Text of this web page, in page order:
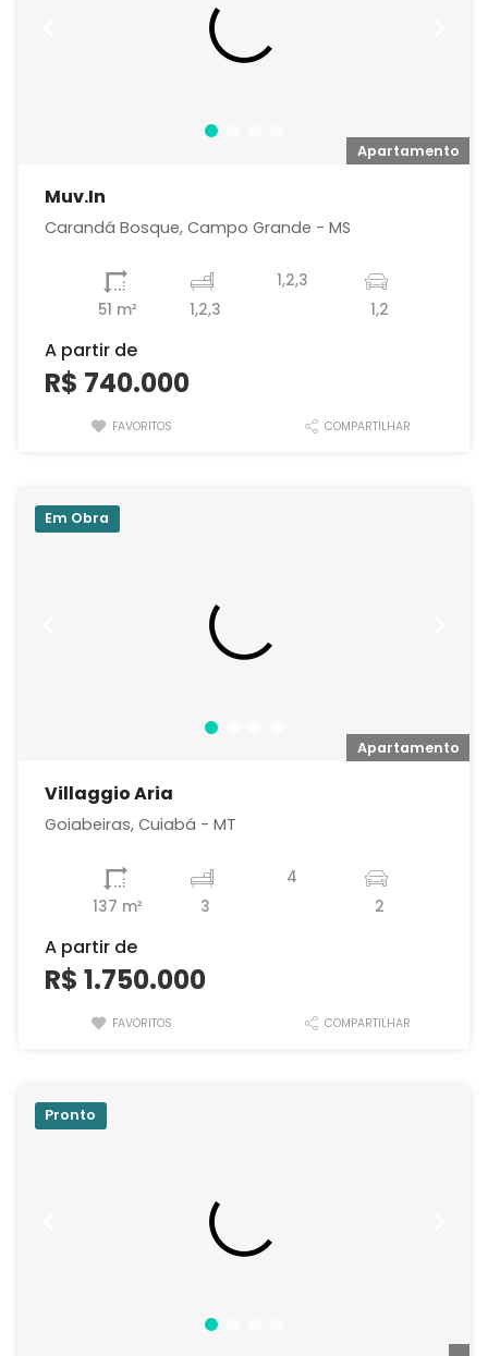
Apartamento
Muv.In
Carandá Bosque, Campo Grande - MS
51 m² 1,2,3
1,2,3
1,2
A partir de
R$ 740.000
FAVORITOS COMPARTILHAR
Apartamento
Em Obra
Villaggio Aria
Goiabeiras, Cuiabá - MT
137 m² 3
4
2
A partir de
R$ 1.750.000
FAVORITOS COMPARTILHAR
Pronto